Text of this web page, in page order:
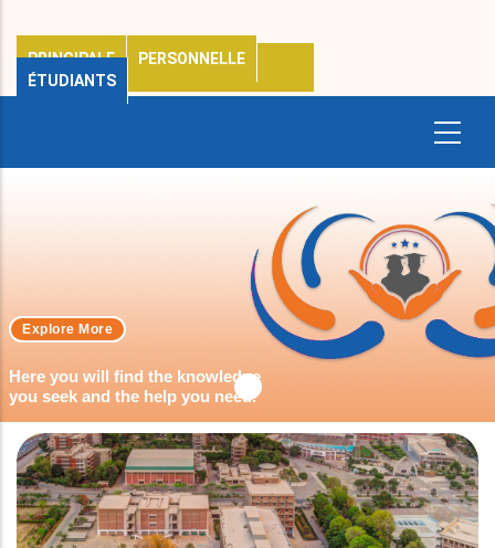
PRINCIPALE
PERSONNELLE
ÉTUDIANTS
Here you will find the knowledge
you seek and the help you need.
Explore More